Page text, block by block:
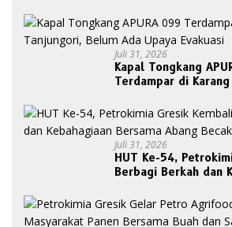
Juli 31, 2026
Kapal Tongkang
Terdampar di
Juli 31, 2026
HUT Ke-54,
Berbagi Berkah dan